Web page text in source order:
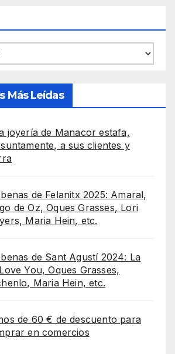
Más Leídas
joyería de Manacor estafa,
a sus clientes y
de Felanitx 2025: Amaral,
de Oz, Oques Grasses, Lori
Maria Hein, etc.
de Sant Agustí 2024: La
You, Oques Grasses,
Maria Hein, etc.
de 60 € de descuento para
en comercios